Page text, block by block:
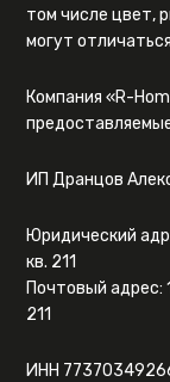
том числе цвет,
могут
Компания «R-
ИП Дранцов
Юридический
кв. 211
Почтовый адрес:
211
ИНН